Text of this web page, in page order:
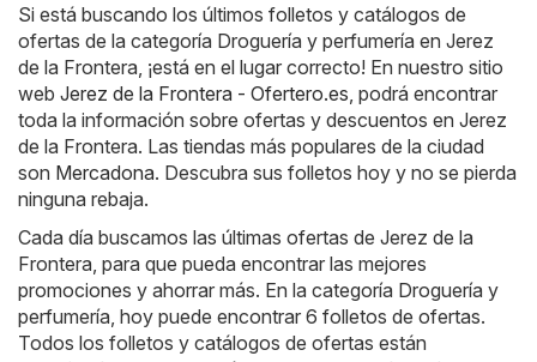
Si está buscando los últimos folletos y catálogos de
ofertas de la categoría Droguería y perfumería en Jerez
de la Frontera, ¡está en el lugar correcto! En nuestro sitio
web Jerez de la Frontera - Ofertero.es , podrá encontrar
toda la información sobre ofertas y descuentos en Jerez
de la Frontera. Las tiendas más populares de la ciudad
son Mercadona. Descubra sus folletos hoy y no se pierda
ninguna rebaja.
Cada día buscamos las últimas ofertas de Jerez de la
Frontera, para que pueda encontrar las mejores
promociones y ahorrar más. En la categoría Droguería y
perfumería, hoy puede encontrar 6 folletos de ofertas.
Todos los folletos y catálogos de ofertas están